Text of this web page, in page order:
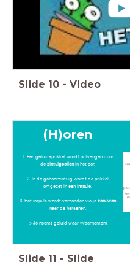
Slide 10 - Video
(H)oren
1. Een geluidsprikkel wordt ontvangen door
dezintuigcellenin het oor.
2. In de gehoorzintuig wordt de prikkel
omgezet in eenimpuls
3. Het impuls wordt verzonden via jezenuwen
naar de hersenen.
-> Je neemt geluid waar (waarnemen).
Slide 11 - Slide